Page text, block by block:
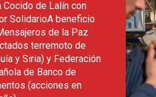
Cocido de Lalín con
SolidarioA beneficio
de la Paz
terremoto de
y Siria) y Federación
de Banco de
(acciones en